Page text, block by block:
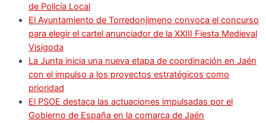
de Policía Local
El Ayuntamiento de Torredonjimeno convoca el concurso
para elegir el cartel anunciador de la XXIII Fiesta Medieval
Visigoda
La Junta inicia una nueva etapa de coordinación en Jaén
con el impulso a los proyectos estratégicos como
prioridad
El PSOE destaca las actuaciones impulsadas por el
Gobierno de España en la comarca de Jaén